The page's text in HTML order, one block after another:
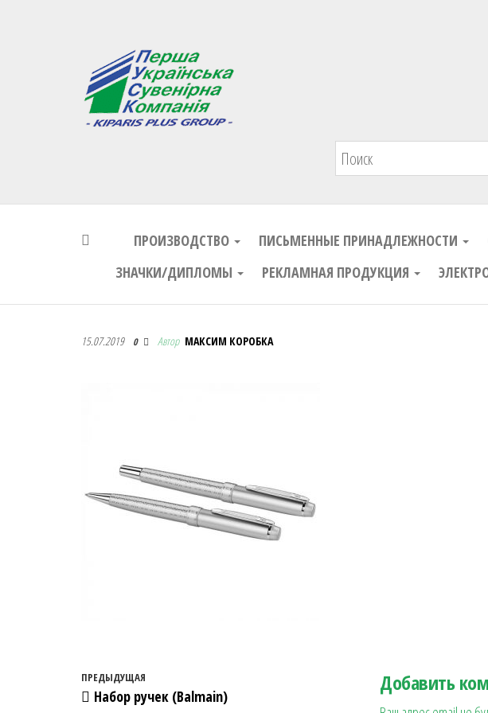
Первая Украинская Сувенирная Компания
ПРОИЗВОДСТВО ПИСЬМЕННЫЕ ПРИНАДЛЕЖНОСТИ
ЗНАЧКИ/ДИПЛОМЫ
РЕКЛАМНАЯ ПРОДУКЦИЯ
Первая Украинская Сувенирная Компания
15.07.2019 0 Автор МАКСИМ КОРОБКА
Навигация по записям
Предыдущая запись
ПРЕДЫДУЩАЯ
Набор ручек (Balmain)
Добавить